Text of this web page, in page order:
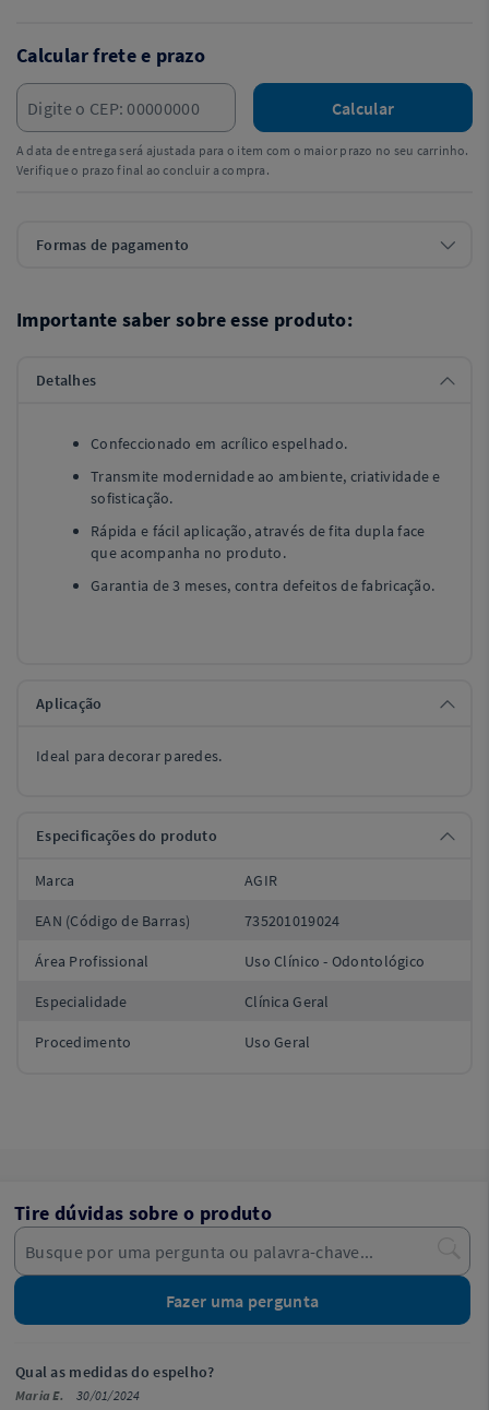
Calcular frete e prazo
Calcular
A data de entrega será ajustada para o item com o maior prazo no seu carrinho.
Verifique o prazo final ao concluir a compra.
Formas de pagamento
Importante saber sobre esse produto:
Detalhes
Confeccionado em acrílico espelhado.
Transmite modernidade ao ambiente, criatividade e
sofisticação.
Rápida e fácil aplicação, através de fita dupla face
que acompanha no produto.
Garantia de 3 meses, contra defeitos de fabricação.
Aplicação
Ideal para decorar paredes.
Especificações do produto
Marca AGIR
EAN (Código de Barras) 735201019024
Área Profissional Uso Clínico - Odontológico
Especialidade Clínica Geral
Procedimento Uso Geral
Tire dúvidas sobre o produto
Fazer uma pergunta
Qual as medidas do espelho?
Maria E. 30/01/2024